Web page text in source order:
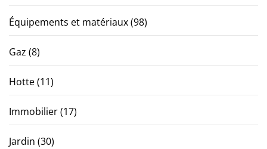
Équipements et matériaux(98)
Gaz (8)
Hotte(11)
Immobilier(17)
Jardin (30)